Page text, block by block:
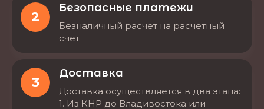
2
Безопасные платежи
Безналичный расчет на расчетный
счет
3
Доставка
Доставка осуществляется в два этапа:
1. Из КНР до Владивостока или